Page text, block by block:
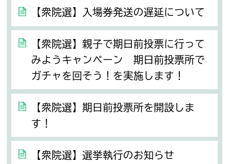
【衆院選】入場券発送の遅延について
【衆院選】親子で期日前投票に行って
みようキャンペーン 期日前投票所で
ガチャを回そう！を実施します！
【衆院選】期日前投票所を開設しま
す！
【衆院選】選挙執行のお知らせ